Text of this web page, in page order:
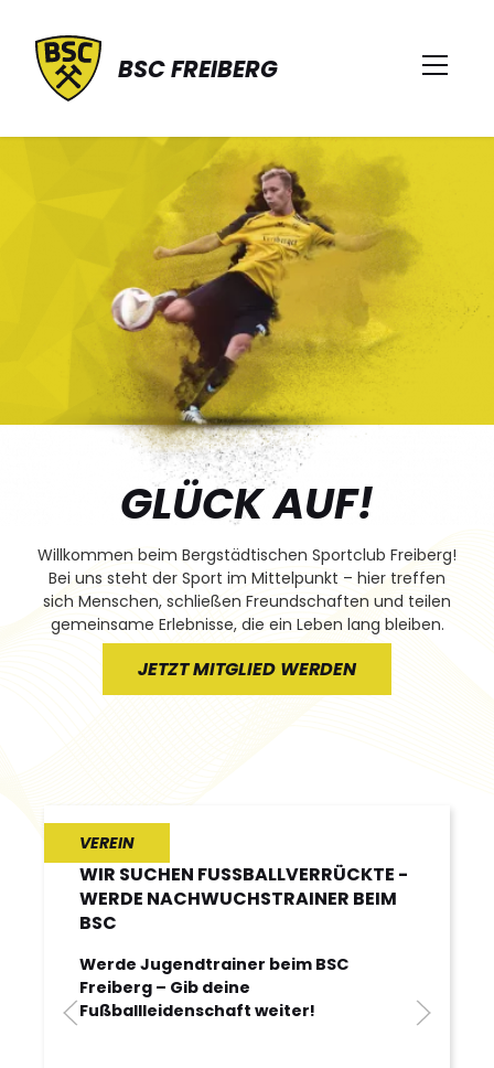
BSC FREIBERG
GLÜCK AUF!
Willkommen beim Bergstädtischen Sportclub Freiberg!
Bei uns steht der Sport im Mittelpunkt – hier treffen
sich Menschen, schließen Freundschaften und teilen
gemeinsame Erlebnisse, die ein Leben lang bleiben.
JETZT MITGLIED WERDEN
VEREIN
WIR SUCHEN FUSSBALLVERRÜCKTE - W
ERDE NACHWUCHSTRAINER BEIM B
SC
Werde Jugendtrainer beim BSC
Freiberg – Gib deine
Fußballleidenschaft weiter!